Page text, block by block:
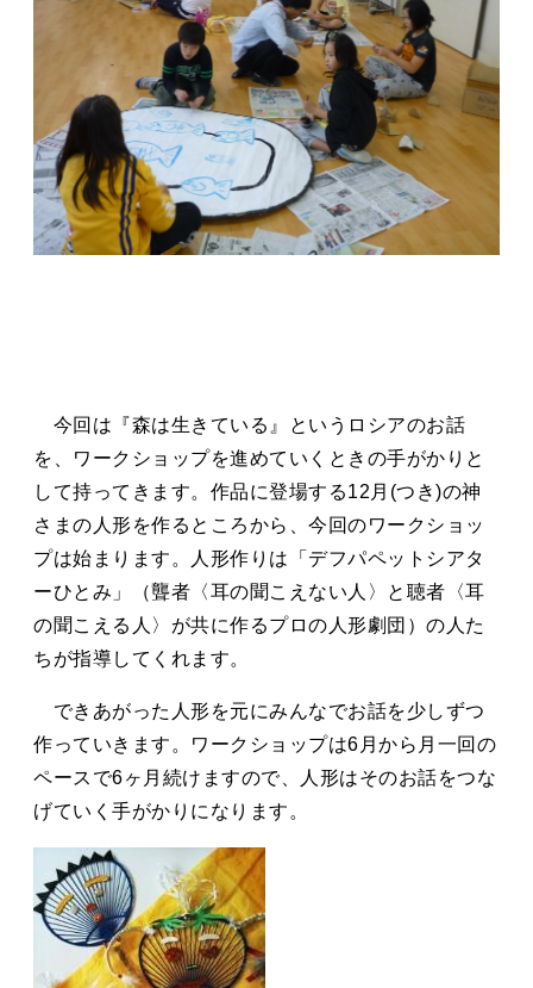
今回は『森は生きている』というロシアのお話
を、ワークショップを進めていくときの手がかりと
して持ってきます。作品に登場する12 月 (つき)の神
さまの人形を作るところから、今回のワークショッ
プは始まります。人形作りは「デフパペットシアタ
ーひとみ」（聾者〈耳の聞こえない人〉と聴者〈耳
の聞こえる人〉が共に作るプロの人形劇団）の人た
ちが指導してくれます。
できあがった人形を元にみんなでお話を少しずつ
作っていきます。ワークショップは6 月から月一回の
ペースで6ヶ月続けますので、人形はそのお話をつな
げていく手がかりになります。